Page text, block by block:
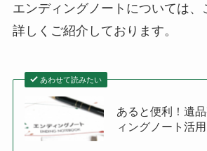
エンディングノートについては、
詳しくご紹介しております。
あわせて読みたい
あると便利！遺
ィングノート活用